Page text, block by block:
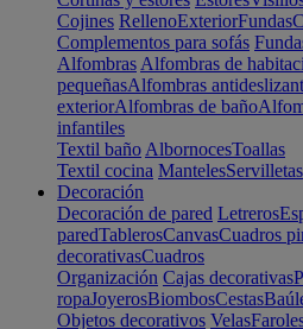
Cojines RellenoExteriorFundas
Complementos para sofás
Alfombras Alfombras de
pequeñasAlfombras
exteriorAlfombras de baño
infantiles
Textil baño AlbornocesToallas
Textil cocina MantelesServilletas
Decoración
Decoración de pared Letreros
paredTablerosCanvasCuadros
decorativasCuadros
Organización Cajas decorativas
ropaJoyerosBiombosCestas
Objetos decorativos Velas